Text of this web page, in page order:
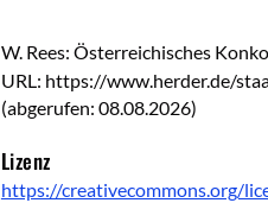
W. Rees: Österreichisches
URL: https://www.herder.de/
(abgerufen: 08.08.2026)
Lizenz
https://creativecommons.org/